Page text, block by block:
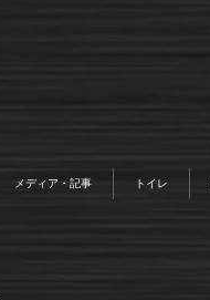
メディア・記事 トイレ